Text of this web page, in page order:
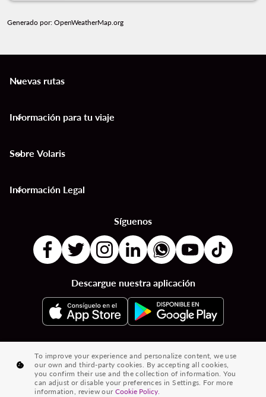
Generado por: OpenWeatherMap.org
Nuevas rutas
keyboard_arrow_down
Información para tu viaje
keyboard_arrow_down
Sobre Volaris
keyboard_arrow_down
Información Legal
keyboard_arrow_down
Síguenos
Descargue nuestra aplicación
Destinos por Países | Destinos por Ciudades | Vuelos desde País a País
Vuelos de Ciudad a Ciudad | Vuelos de Países a Ciudades |
Vuelos desde Ciudades | Vuelos desde Países
To improve your experience and personalize content, we use
our own and third-party cookies. By accepting all cookies,
you confirm their use and the collection of information. You
can adjust or disable your preferences in Settings. For more
information, review ourCookie Policy.